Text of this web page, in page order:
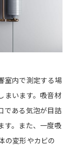
室内で測定する場
まいます。吸音材
である気泡が目詰
す。また、一度吸
の変形やカビの